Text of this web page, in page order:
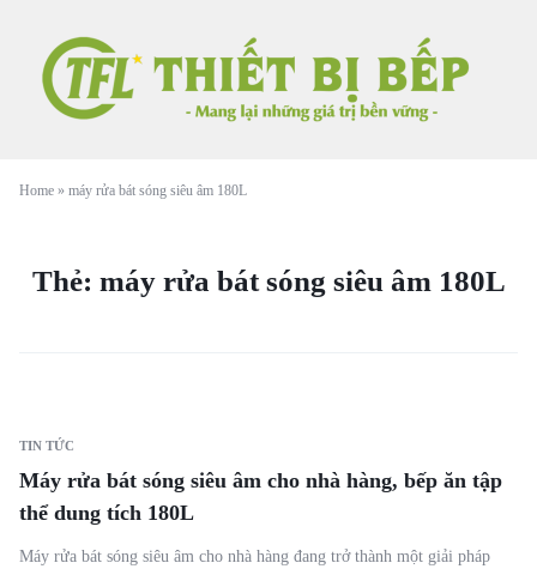
Home » máy rửa bát sóng siêu âm 180L
Thẻ: máy rửa bát sóng siêu âm 180L
TIN TỨC
Máy rửa bát sóng siêu âm cho nhà hàng, bếp ăn tập
thể dung tích 180L
Máy rửa bát sóng siêu âm cho nhà hàng đang trở thành một giải pháp